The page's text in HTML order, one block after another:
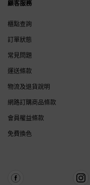
顧客服務
櫃點查詢
訂單狀態
常見問題
運送條款
物流及退貨說明
網路訂購商品條款
會員權益條款
免費換色